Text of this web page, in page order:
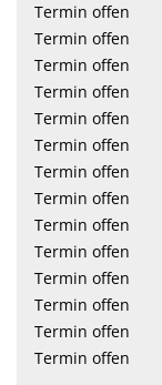
Termin offen
Termin offen
Termin offen
Termin offen
Termin offen
Termin offen
Termin offen
Termin offen
Termin offen
Termin offen
Termin offen
Termin offen
Termin offen
Termin offen